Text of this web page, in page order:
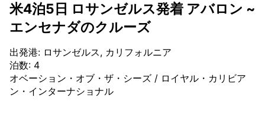
米4泊5日 ロサンゼルス発着 アバロン ~
エンセナダのクルーズ
出発港: ロサンゼルス, カリフォルニア
泊数: 4
オベーション・オブ・ザ・シーズ / ロイヤル・カリビア
ン・インターナショナル